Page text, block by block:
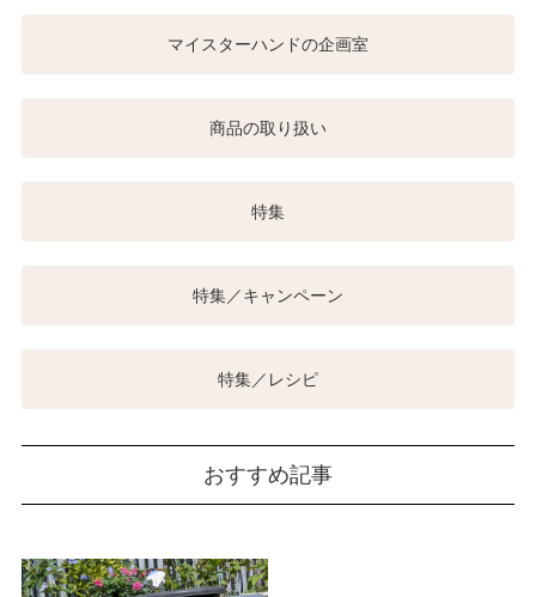
マイスターハンドの企画室
商品の取り扱い
特集
特集／キャンペーン
特集／レシピ
おすすめ記事